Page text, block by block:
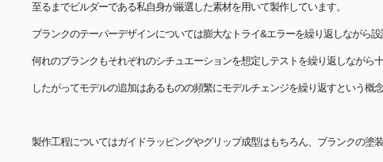
至るまでビルダーである私自身が厳選した素材を用いて製作しています。
ブランクのテーパーデザインについては膨大なトライ&エラーを繰り返しながら設
何れのブランクもそれぞれのシチュエーションを想定しテストを繰り返しながら
したがってモデルの追加はあるものの頻繁にモデルチェンジを繰り返すという概念
製作工程についてはガイドラッピングやグリップ成型はもちろん、ブランクの塗